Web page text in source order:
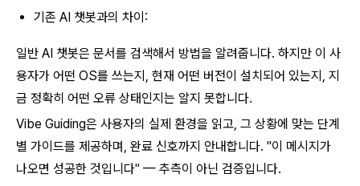
기존 AI 챗봇과의 차이:
일반 AI 챗봇은 문서를 검색해서 방법을 알려줍니다. 하지만 이 사
용자가 어떤 OS를 쓰는지, 현재 어떤 버전이 설치되어 있는지, 지
금 정확히 어떤 오류 상태인지는 알지 못합니다.
Vibe Guiding은 사용자의 실제 환경을 읽고, 그 상황에 맞는 단계
별 가이드를 제공하며, 완료 신호까지 안내합니다. "이 메시지가
나오면 성공한 것입니다" — 추측이 아닌 검증입니다.